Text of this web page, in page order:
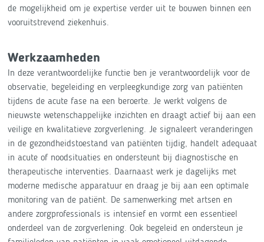
de mogelijkheid om je expertise verder uit te bouwen binnen een
vooruitstrevend ziekenhuis.
Werkzaamheden
In deze verantwoordelijke functie ben je verantwoordelijk voor de
observatie, begeleiding en verpleegkundige zorg van patiënten
tijdens de acute fase na een beroerte. Je werkt volgens de
nieuwste wetenschappelijke inzichten en draagt actief bij aan een
veilige en kwalitatieve zorgverlening. Je signaleert veranderingen
in de gezondheidstoestand van patiënten tijdig, handelt adequaat
in acute of noodsituaties en ondersteunt bij diagnostische en
therapeutische interventies. Daarnaast werk je dagelijks met
moderne medische apparatuur en draag je bij aan een optimale
monitoring van de patiënt. De samenwerking met artsen en
andere zorgprofessionals is intensief en vormt een essentieel
onderdeel van de zorgverlening. Ook begeleid en ondersteun je